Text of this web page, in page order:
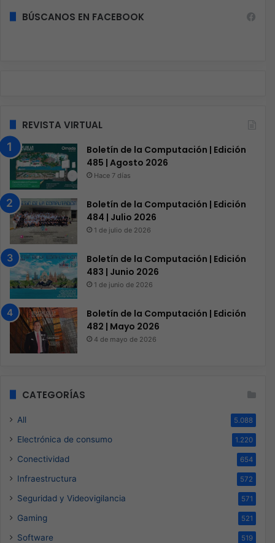
BÚSCANOS EN FACEBOOK
REVISTA VIRTUAL
Boletín de la Computación | Edición
485 | Agosto 2026
Hace 7 días
Boletín de la Computación | Edición
484 | Julio 2026
1 de julio de 2026
Boletín de la Computación | Edición
483 | Junio 2026
1 de junio de 2026
Boletín de la Computación | Edición
482 | Mayo 2026
4 de mayo de 2026
CATEGORÍAS
All 5.088
Electrónica de consumo 1.220
Conectividad 654
Infraestructura 572
Seguridad y Videovigilancia 571
Gaming 521
Software 519